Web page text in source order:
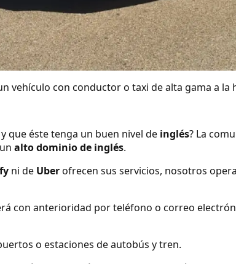
vehículo con conductor o taxi de alta gama a la
que éste tenga un buen nivel de inglés? La
alto dominio de inglés.
ni de Uberofrecen sus servicios, nosotros
con anterioridad por teléfono o correo
o estaciones de autobús y tren.